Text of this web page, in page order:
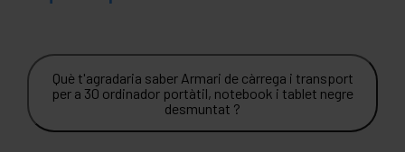
Què t'agradaria saber Armari de càrrega i transport
per a 30 ordinador portàtil, notebook i tablet negre
desmuntat ?